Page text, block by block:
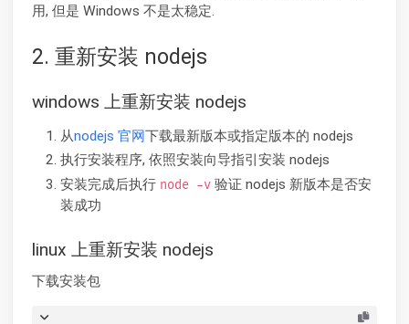
用, 但是 Windows 不是太稳定.
2. 重新安装 nodejs
windows 上重新安装 nodejs
从nodejs 官网下载最新版本或指定版本的 nodejs
执行安装程序, 依照安装向导指引安装 nodejs
安装完成后执行 node -v验证 nodejs 新版本是否安
装成功
linux 上重新安装 nodejs
下载安装包